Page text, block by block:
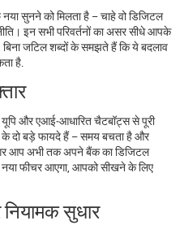
सुनने को मिलता है – चाहे वो डिजिटल
इन सभी परिवर्तनों का असर सीधे आपके
जटिल शब्दों के समझते हैं कि ये बदलाव
है.
यूपि और एआई‑आधारित चैटबॉट्स से पूरी
के दो बड़े फायदे हैं – समय बचता है और
आप अभी तक अपने बैंक का डिजिटल
फीचर आएगा, आपको सीखने के लिए
सुधार